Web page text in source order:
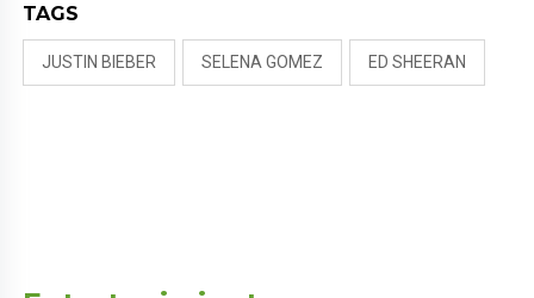
TAGS
JUSTIN BIEBER SELENA GOMEZ ED SHEERAN